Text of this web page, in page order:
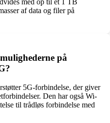
med op til et 1 TB
af data og filer på
på
5G-forbindelse, der giver
Den har også Wi-
til trådløs forbindelse med